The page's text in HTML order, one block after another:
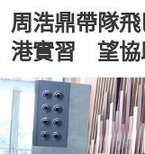
周浩鼎帶隊
港實習 望協